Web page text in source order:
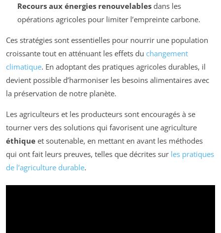
Recours aux énergies renouvelablesdans les
opérations agricoles pour limiter l’empreinte carbone.
Ces stratégies sont essentielles pour nourrir une population
croissante tout en atténuant les effets du changement
climatique. En adoptant des pratiques agricoles durables, il
devient possible d’harmoniser les besoins alimentaires avec
la préservation de notre planète.
Les agriculteurs et les producteurs sont encouragés à se
tourner vers des solutions qui favorisent une agriculture
éthique et soutenable, en mettant en avant les méthodes
qui ont fait leurs preuves, telles que décrites sur les pratiques
de l’agriculture durable.